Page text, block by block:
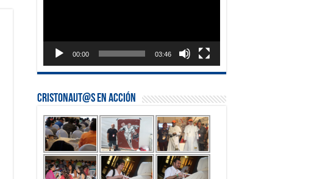
00:00 03:46
Cristonaut@s en Acción